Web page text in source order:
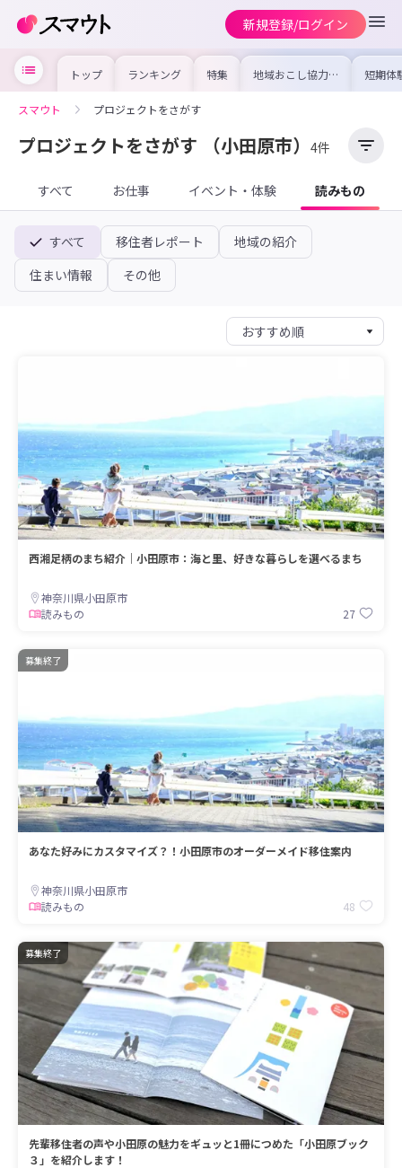
新規登録/ログイン
トップ ランキング 特集 地域おこし協力隊
の求人やイベント
を集めました！仕
けよう
短期体
り〜数
域を知
スマウト プロジェクトをさがす
プロジェクトをさがす （小田原市） 4件
すべて お仕事 イベント・体験 読みもの
すべて 移住者レポート
地域の紹介
住まい情報
その他
西湘足柄のまち紹介｜小田原市：海と里、好きな暮らしを選べるまち
神奈川県小田原市
読みもの
27
募集終了
あなた好みにカスタマイズ？！小田原市のオーダーメイド移住案内
神奈川県小田原市
読みもの
48
募集終了
先輩移住者の声や小田原の魅力をギュッと1冊につめた「小田原ブック
３」を紹介します！